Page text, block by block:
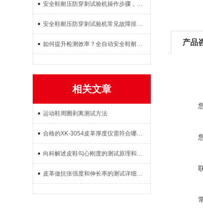
安全鞋耐压防穿刺试验机操作步骤，试样放置参数设置试验检测完整教程
安全鞋耐压防穿刺试验机常见故障排查：压力不稳、数据不准解决方案
如何提升检测效率？全自动安全鞋耐压防穿刺试验机使用体验与效果
相关文章
运动鞋周圈剥离测试方法
合格的XK-3054皮革厚度仪需符合哪些相关技术条件
向科解述皮鞋勾心刚度的测试原理和试验流程
皮革做抗张强度和伸长率的测试详细内容
产品